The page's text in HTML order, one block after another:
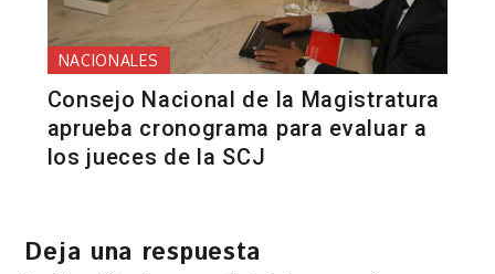
NACIONALES
Consejo Nacional de la Magistratura
aprueba cronograma para evaluar a
los jueces de la SCJ
Deja una respuesta